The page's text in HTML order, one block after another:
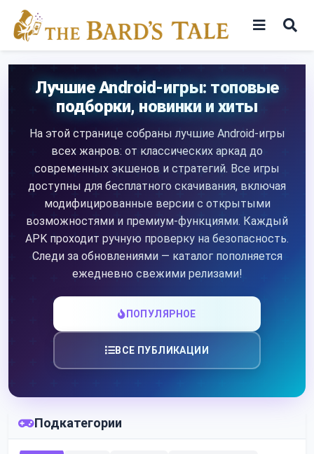
content
Программы
Лучшие Android-игры: топовые
подборки, новинки и хиты
На этой странице собраны лучшие Android-игры
всех жанров: от классических аркад до
современных экшенов и стратегий. Все игры
доступны для бесплатного скачивания, включая
модифицированные версии с открытыми
возможностями и премиум-функциями. Каждый
APK проходит ручную проверку на безопасность.
Следи за обновлениями — каталог пополняется
ежедневно свежими релизами!
ПОПУЛЯРНОЕ
ВСЕ ПУБЛИКАЦИИ
Подкатегории